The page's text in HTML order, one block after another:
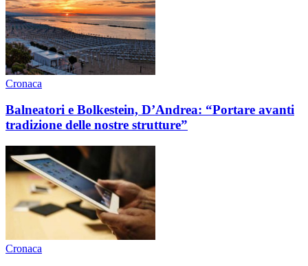
Cronaca
Balneatori e Bolkestein, D’Andrea: “Portare avanti
tradizione delle nostre strutture”
Cronaca